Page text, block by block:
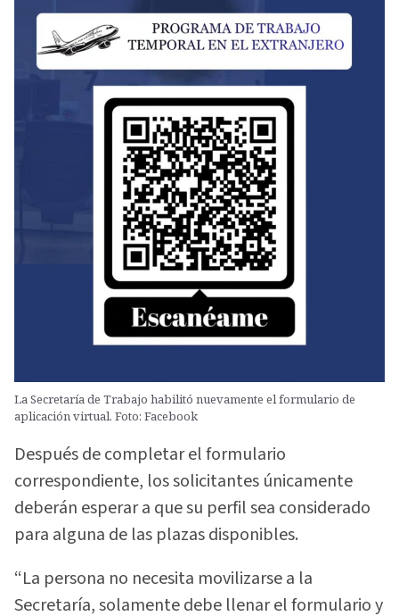
La Secretaría de Trabajo habilitó nuevamente el formulario de
aplicación virtual. Foto: Facebook
Después de completar el formulario
correspondiente, los solicitantes únicamente
deberán esperar a que su perfil sea considerado
para alguna de las plazas disponibles.
“La persona no necesita movilizarse a la
Secretaría, solamente debe llenar el formulario y